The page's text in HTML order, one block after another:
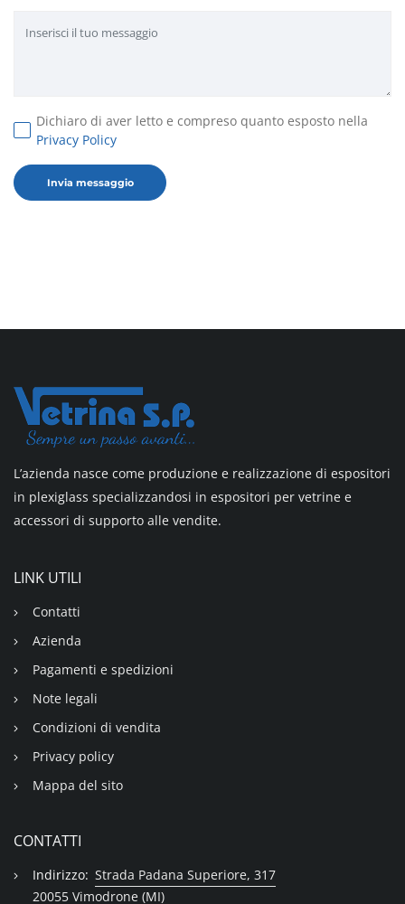
Dichiaro di aver letto e compreso quanto esposto nella
Privacy Policy
L’azienda nasce come produzione e realizzazione di espositori
in plexiglass specializzandosi in espositori per vetrine e
accessori di supporto alle vendite.
LINK UTILI
Contatti
Azienda
Pagamenti e spedizioni
Note legali
Condizioni di vendita
Privacy policy
Mappa del sito
CONTATTI
Indirizzo: Strada Padana Superiore, 317
20055 Vimodrone (MI)